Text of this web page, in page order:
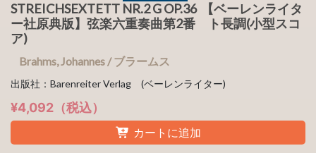
STREICHSEXTETT NR.2 G OP.36 【ベーレンライタ
ー社原典版】弦楽六重奏曲第2番 ト長調(小型スコ
ア)
Brahms, Johannes / ブラームス
出版社：Barenreiter Verlag (ベーレンライター)
¥4,092（税込）
カートに追加